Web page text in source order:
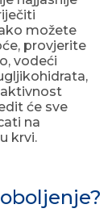
možete
provjerite
vodeći
aktivnost
će sve
na
krvi.